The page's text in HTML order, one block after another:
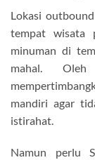
Lokasi
tempat wisata
minuman di
mahal.
mandiri agar
istirahat.
Namun perlu